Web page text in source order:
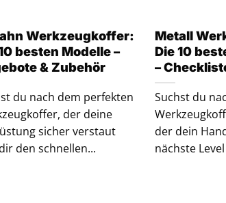
Werkzeugkoffer:
besten Modelle –
& Zubehör
du nach dem perfekten
der deine
sicher verstaut
den schnellen...
Metall
Die 10
–
Suchst du
der dein
nächste